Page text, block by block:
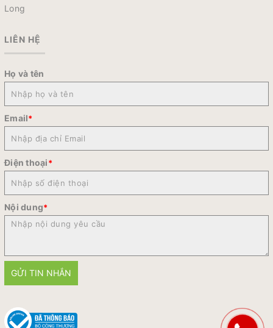
Long
LIÊN HỆ
Họ và tên
Email*
Điện thoại*
Nội dung*
GỬI TIN NHẮN